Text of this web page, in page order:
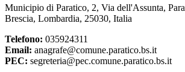
Municipio di Paratico, 2, Via dell'Assunta,
Brescia, Lombardia, 25030, Italia
Telefono: 035924311
Email: anagrafe@comune.paratico.bs.it
PEC: segreteria@pec.comune.paratico.bs.it